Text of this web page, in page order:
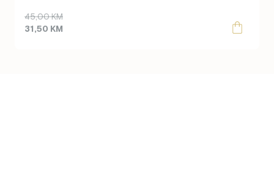
45,00KM
Original
price
31,50 KM
Current
price